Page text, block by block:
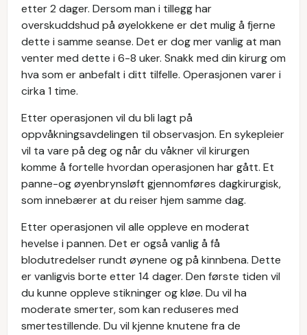
etter 2 dager. Dersom man i tillegg har
overskuddshud på øyelokkene er det mulig å fjerne
dette i samme seanse. Det er dog mer vanlig at man
venter med dette i 6-8 uker. Snakk med din kirurg om
hva som er anbefalt i ditt tilfelle. Operasjonen varer i
cirka 1 time.
Etter operasjonen vil du bli lagt på
oppvåkningsavdelingen til observasjon. En sykepleier
vil ta vare på deg og når du våkner vil kirurgen
komme å fortelle hvordan operasjonen har gått. Et
panne-og øyenbrynsløft gjennomføres dagkirurgisk,
som innebærer at du reiser hjem samme dag.
Etter operasjonen vil alle oppleve en moderat
hevelse i pannen. Det er også vanlig å få
blodutredelser rundt øynene og på kinnbena. Dette
er vanligvis borte etter 14 dager. Den første tiden vil
du kunne oppleve stikninger og kløe. Du vil ha
moderate smerter, som kan reduseres med
smertestillende. Du vil kjenne knutene fra de